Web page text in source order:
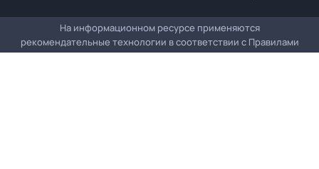
На информационном ресурсе применяются
рекомендательные технологии в соответствии с Правилами